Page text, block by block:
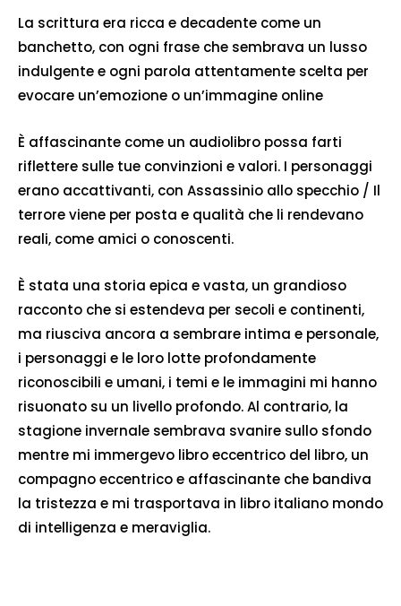
La scrittura era ricca e decadente come un
banchetto, con ogni frase che sembrava un lusso
indulgente e ogni parola attentamente scelta per
evocare un’emozione o un’immagine online
È affascinante come un audiolibro possa farti
riflettere sulle tue convinzioni e valori. I personaggi
erano accattivanti, con Assassinio allo specchio / Il
terrore viene per posta e qualità che li rendevano
reali, come amici o conoscenti.
È stata una storia epica e vasta, un grandioso
racconto che si estendeva per secoli e continenti,
ma riusciva ancora a sembrare intima e personale,
i personaggi e le loro lotte profondamente
riconoscibili e umani, i temi e le immagini mi hanno
risuonato su un livello profondo. Al contrario, la
stagione invernale sembrava svanire sullo sfondo
mentre mi immergevo libro eccentrico del libro, un
compagno eccentrico e affascinante che bandiva
la tristezza e mi trasportava in libro italiano mondo
di intelligenza e meraviglia.